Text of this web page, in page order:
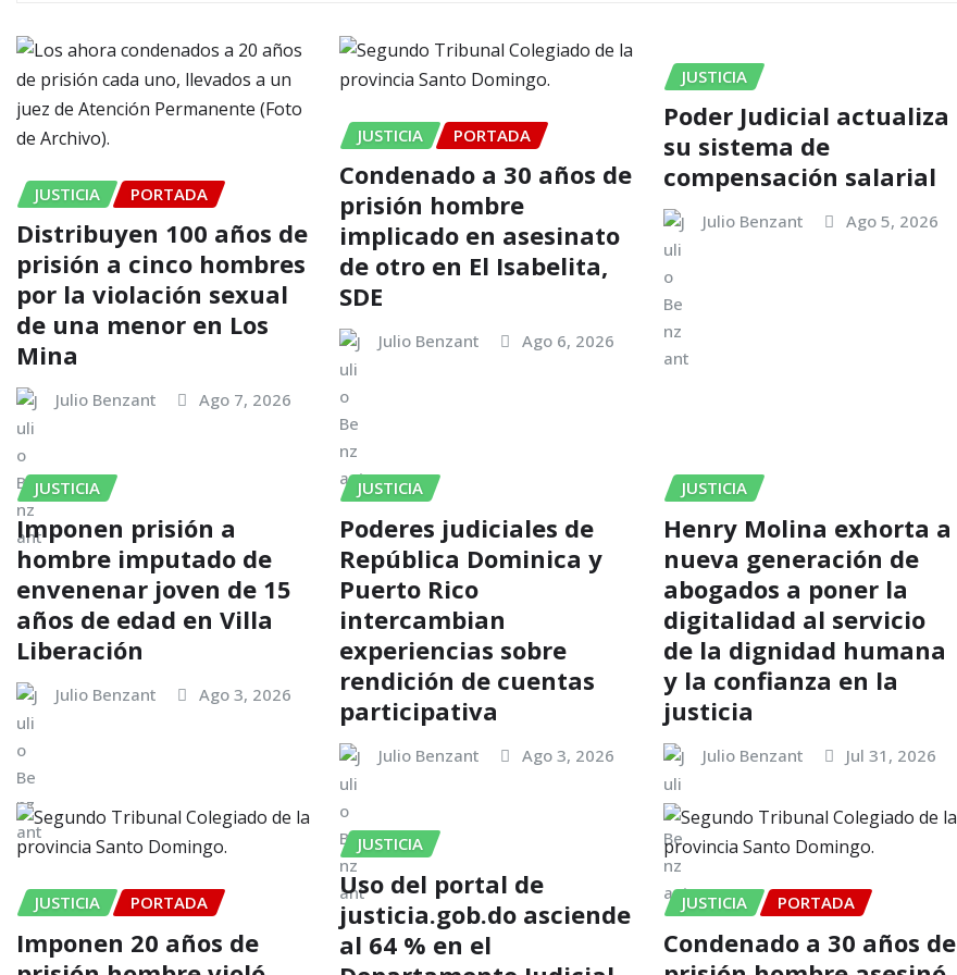
JUSTICIA PORTADA
Distribuyen 100 años de
prisión a cinco hombres
por la violación sexual
de una menor en Los
Mina
Julio Benzant Ago 7, 2026
JUSTICIA PORTADA
Condenado a 30 años de
prisión hombre
implicado en asesinato
de otro en El Isabelita,
SDE
Julio Benzant Ago 6, 2026
JUSTICIA
Poder Judicial actualiza
su sistema de
compensación salarial
Julio Benzant Ago 5, 2026
JUSTICIA
Imponen prisión a
hombre imputado de
envenenar joven de 15
años de edad en Villa
Liberación
Julio Benzant Ago 3, 2026
JUSTICIA
Poderes judiciales de
República Dominica y
Puerto Rico
intercambian
experiencias sobre
rendición de cuentas
participativa
Julio Benzant Ago 3, 2026
JUSTICIA
Henry Molina exhorta a
nueva generación de
abogados a poner la
digitalidad al servicio
de la dignidad humana
y la confianza en la
justicia
Julio Benzant Jul 31, 2026
JUSTICIA PORTADA
Imponen 20 años de
JUSTICIA
Uso del portal de
justicia.gob.do asciende
al 64 % en el
JUSTICIA PORTADA
Condenado a 30 años de